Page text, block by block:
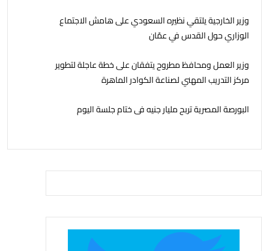
وزير الخارجية يلتقي نظيره السعودي على هامش الاجتماع
الوزاري حول القدس في عمّان
وزير العمل ومحافظ مطروح يتفقان على خطة عاجلة لتطوير
مركز التدريب المهني لصناعة الكوادر الماهرة
البورصة المصرية تربح مليار جنيه فى ختام جلسة اليوم